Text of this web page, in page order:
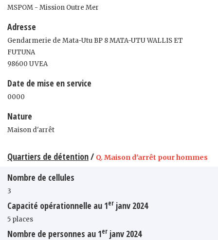
MSPOM - Mission Outre Mer
Adresse
Gendarmerie de Mata-Utu BP 8 MATA-UTU WALLIS ET
FUTUNA
98600 UVEA
Date de mise en service
0000
Nature
Maison d'arrêt
Quartiers de détention/ Q. Maison d'arrêt pour hommes
Nombre de cellules
3
Capacité opérationnelle au 1er janv 2024
5 places
Nombre de personnes au 1er janv 2024